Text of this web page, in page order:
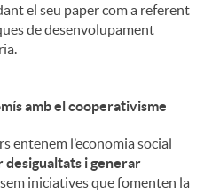
el seu paper com a referent
de desenvolupament
amb el cooperativisme
entenem l’economia social
i generar
iniciatives que fomenten la